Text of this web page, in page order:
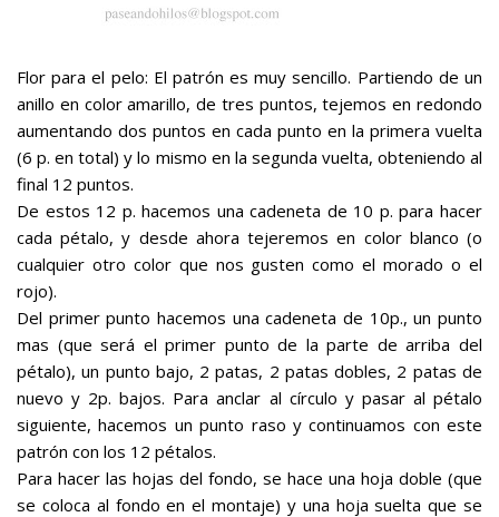
Flor para el pelo: El patrón es muy sencillo. Partiendo de un
anillo en color amarillo, de tres puntos, tejemos en redondo
aumentando dos puntos en cada punto en la primera vuelta
(6 p. en total) y lo mismo en la segunda vuelta, obteniendo al
final 12 puntos.
De estos 12 p. hacemos una cadeneta de 10 p. para hacer
cada pétalo, y desde ahora tejeremos en color blanco (o
cualquier otro color que nos gusten como el morado o el
rojo).
Del primer punto hacemos una cadeneta de 10p., un punto
mas (que será el primer punto de la parte de arriba del
pétalo), un punto bajo, 2 patas, 2 patas dobles, 2 patas de
nuevo y 2p. bajos. Para anclar al círculo y pasar al pétalo
siguiente, hacemos un punto raso y continuamos con este
patrón con los 12 pétalos.
Para hacer las hojas del fondo, se hace una hoja doble (que
se coloca al fondo en el montaje) y una hoja suelta que se